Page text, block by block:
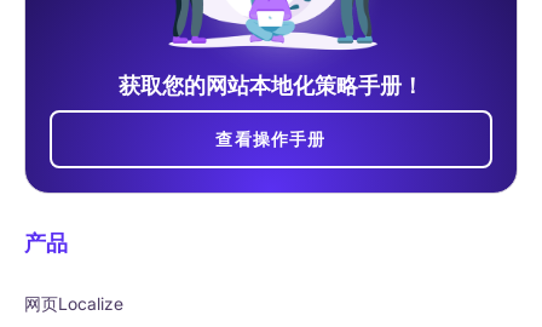
获取您的网站本地化策略手册！
查看操作手册
产品
网页Localize